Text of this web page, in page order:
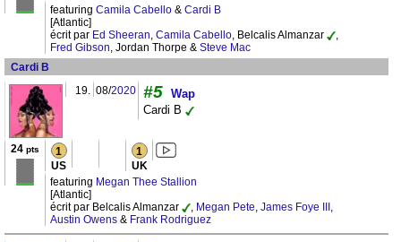
featuring Camila Cabello & Cardi B
[Atlantic]
écrit par Ed Sheeran, Camila Cabello, Belcalis Almanzar
,
Fred Gibson, Jordan Thorpe & Steve Mac
Cardi B
19. 08/2020 #5 Wap
Cardi B
24 pts 1
US
1
UK
featuring Megan Thee Stallion
[Atlantic]
écrit par Belcalis Almanzar
, Megan Pete, James Foye III ,
Austin Owens & Frank Rodriguez